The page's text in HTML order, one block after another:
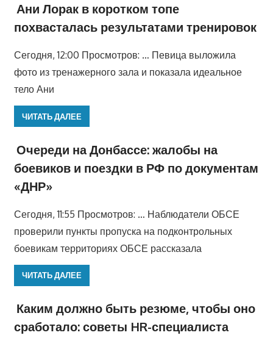
Ани Лорак в коротком топе
похвасталась результатами тренировок
Сегодня, 12:00 Просмотров: … Певица выложила
фото из тренажерного зала и показала идеальное
тело Ани
ЧИТАТЬ ДАЛЕЕ
Очереди на Донбассе: жалобы на
боевиков и поездки в РФ по документам
«ДНР»
Сегодня, 11:55 Просмотров: … Наблюдатели ОБСЕ
проверили пункты пропуска на подконтрольных
боевикам территориях ОБСЕ рассказала
ЧИТАТЬ ДАЛЕЕ
Каким должно быть резюме, чтобы оно
сработало: советы HR-специалиста